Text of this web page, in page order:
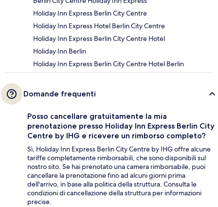
Holiday Inn Express Berlin City Centre
Holiday Inn Express Hotel Berlin City Centre
Holiday Inn Express Berlin City Centre Hotel
Holiday Inn Berlin
Holiday Inn Express Berlin City Centre Hotel Berlin
Domande frequenti
Posso cancellare gratuitamente la mia
prenotazione presso Holiday Inn Express Berlin City
Centre by IHG e ricevere un rimborso completo?
Sì, Holiday Inn Express Berlin City Centre by IHG offre alcune
tariffe completamente rimborsabili, che sono disponibili sul
nostro sito. Se hai prenotato una camera rimborsabile, puoi
cancellare la prenotazione fino ad alcuni giorni prima
dell'arrivo, in base alla politica della struttura. Consulta le
condizioni di cancellazione della struttura per informazioni
precise.